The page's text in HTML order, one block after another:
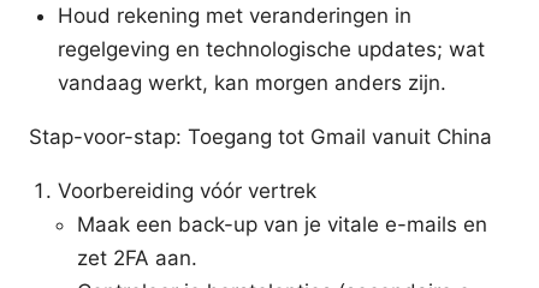
Houd rekening met veranderingen in
regelgeving en technologische updates; wat
vandaag werkt, kan morgen anders zijn.
Stap-voor-stap: Toegang tot Gmail vanuit China
Voorbereiding vóór vertrek
Maak een back-up van je vitale e-mails en
zet 2FA aan.